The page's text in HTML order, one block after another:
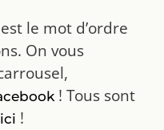
le mot d’ordre
On vous
! Tous sont
ici !